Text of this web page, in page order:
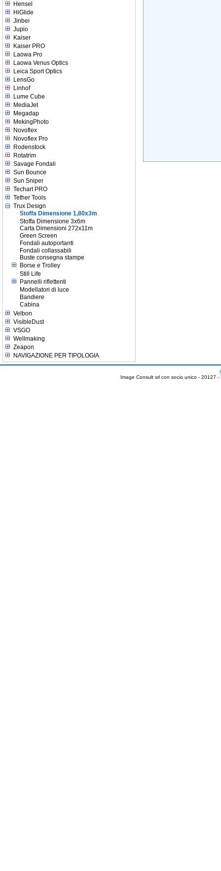
Hensel
HiGlide
Jinbei
Jupio
Kaiser
Kaiser PRO
Laowa Pro
Laowa Venus Optics
Leica Sport Optics
LensGo
Linhof
Lume Cube
MediaJet
Megadap
MekingPhoto
Novoflex
Novoflex Pro
Rodenstock
Rotatrim
Savage Fondali
Sun Bounce
Sun Sniper
Techart PRO
Tether Tools
Trux Design
Stoffa Dimensione 1,80x3m
Stoffa Dimensione 3x6m
Carta Dimensioni 272x11m
Green Screen
Fondali autoportanti
Fondali collassabili
Buste consegna stampe
Borse e Trolley
Still Life
Pannelli riflettenti
Modellatori di luce
Bandiere
Cabina
Velbon
VisibleDust
VSGO
Wellmaking
Zeapon
NAVIGAZIONE PER TIPOLOGIA
Image Consult srl con socio unico - 20127